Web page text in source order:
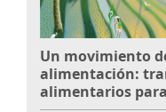
Un movimiento
alimentación:
alimentarios